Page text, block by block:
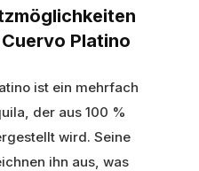
Platino
ist ein mehrfach
der aus 100 %
wird. Seine
ihn aus, was